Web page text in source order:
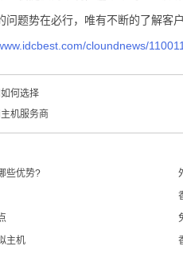
问题势在必行，唯有不断的了解客
cloundnews/
何选择
机服务商
些优势?
主机